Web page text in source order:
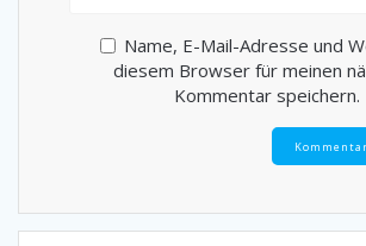
Name, E-Mail-Adresse und
diesem Browser für meinen
Kommentar speichern.